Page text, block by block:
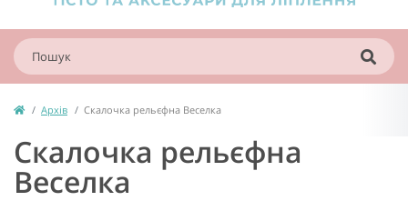
Архів Скалочка рельєфна Веселка
Скалочка рельєфна
Веселка